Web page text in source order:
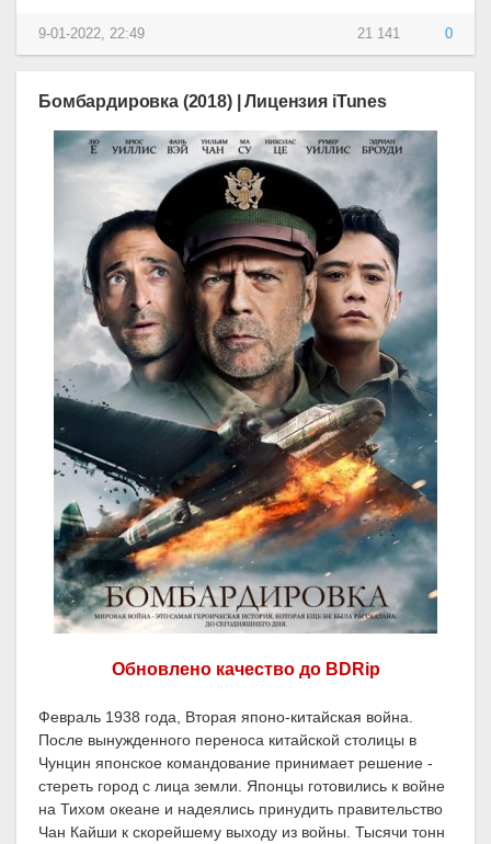
21 141 0
9-01-2022, 22:49
Бомбардировка (2018) | Лицензия iTunes
Обновлено качество до BDRip
Февраль 1938 года, Вторая японо-китайская война.
После вынужденного переноса китайской столицы в
Чунцин японское командование принимает решение -
стереть город с лица земли. Японцы готовились к войне
на Тихом океане и надеялись принудить правительство
Чан Кайши к скорейшему выходу из войны. Тысячи тонн